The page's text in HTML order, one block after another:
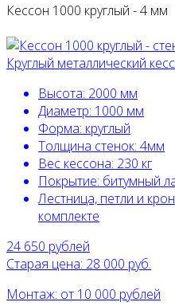
Кессон 1000 круглый - 4 мм
Круглый металлический
Высота: 2000 мм
Диаметр: 1000 мм
Форма: круглый
Толщина стенок: 4мм
Вес кессона: 230 кг
Покрытие: битумный
Лестница, петли и
комплекте
24 650 рублей
Старая цена: 28 000 руб.
Монтаж: от 10 000 рублей